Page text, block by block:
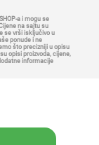
a i mogu se
na sajtu su
se vrši isključivo u
ponude i ne
što precizniji u opisu
opisi proizvoda, cijene,
informacije